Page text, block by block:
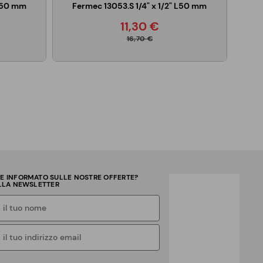
mm
Fermec 13053.S 1/4" x 1/2" L50 mm
11,30 €
16,70 €
INFORMATO SULLE NOSTRE OFFERTE?
NEWSLETTER